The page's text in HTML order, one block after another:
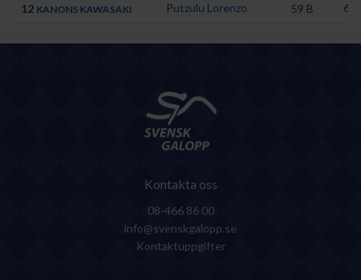
12 KANONS KAWASAKI Putzulu Lorenzo 59 B 69
Kontakta oss
08-466 86 00
info@svenskgalopp.se
Kontaktuppgifter